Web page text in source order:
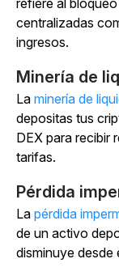
centralizadas
ingresos.
Minería de
La minería de
depositas tus
DEX para recibir
tarifas.
Pérdida
La pérdida
de un activo
disminuye desde